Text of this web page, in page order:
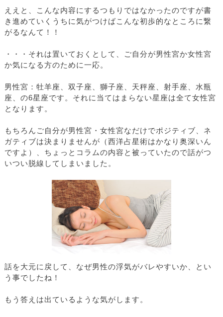
ええと、こんな内容にするつもりではなかったのですが書
き進めていくうちに気がつけばこんな初歩的なところに繋
がるなんて！！
・・・それは置いておくとして、ご自分が男性宮か女性宮
か気になる方のために一応。
男性宮：牡羊座、双子座、獅子座、天秤座、射手座、水瓶
座、の6星座です。それに当てはまらない星座は全て女性宮
となります。
もちろんご自分が男性宮・女性宮なだけでポジティブ、ネ
ガティブは決まりませんが（西洋占星術はかなり奥深いん
ですよ）、ちょっとコラムの内容と被っていたので話がつ
いつい脱線してしまいました。
話を大元に戻して、なぜ男性の浮気がバレやすいか、とい
う事でしたね！
もう答えは出ているような気がします。